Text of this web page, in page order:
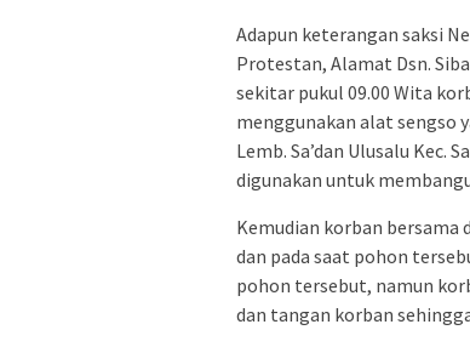
Adapun keterangan saksi
Protestan, Alamat Dsn.
sekitar pukul 09.00 Wita
menggunakan alat sengso
Lemb. Sa’dan Ulusalu Kec.
digunakan untuk
Kemudian korban
dan pada saat pohon
pohon tersebut, namun
dan tangan korban